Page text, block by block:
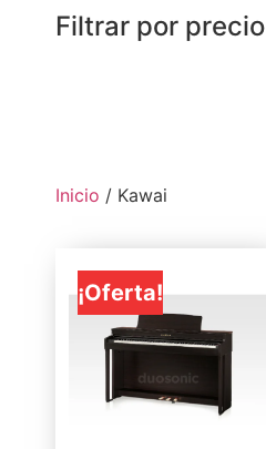
Filtrar por precio
Inicio / Kawai
¡Oferta!